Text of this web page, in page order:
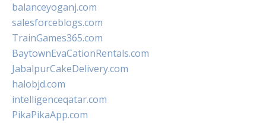
balanceyoganj.com
salesforceblogs.com
TrainGames365.com
BaytownEvaCationRentals.com
JabalpurCakeDelivery.com
halobjd.com
intelligenceqatar.com
PikaPikaApp.com